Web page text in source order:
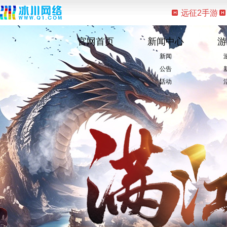
远征2手游
官网首页 新闻中心
新闻
公告
活动